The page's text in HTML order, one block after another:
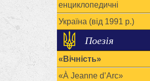
енциклопедичні
Україна (від 1991 р.)
Поезія
«Вічність»
«À Jeanne d’Arc»